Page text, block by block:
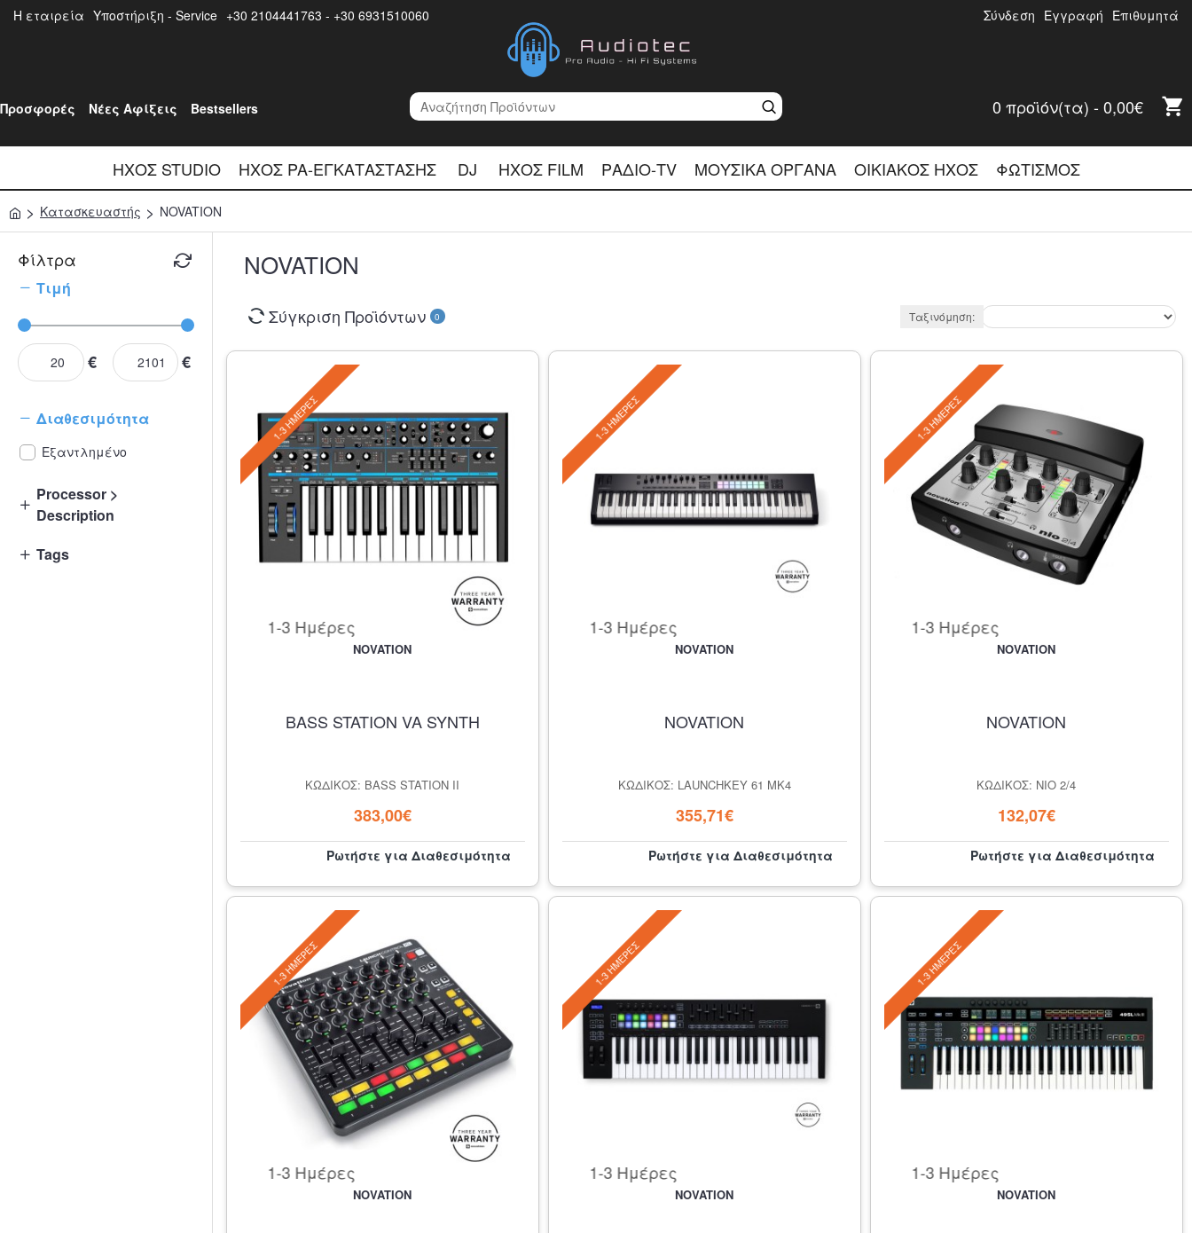
Η εταιρεία Υποστήριξη - Service +30 2104441763 - +30 6931510060 Σύνδεση Εγγραφή Επιθυμητά
Προσφορές Νέες Αφίξεις Bestsellers 0 προϊόν(τα) - 0,00€
ΉΧΟΣ STUDIO ΉΧΟΣ PA-ΕΓΚΑΤΆΣΤΑΣΗΣ DJ ΉΧΟΣ FILM ΡΆΔΙΟ-TV ΜΟΥΣΙΚΆ ΌΡΓΑΝΑ ΟΊΚΙΑΚΌΣ ΉΧΟΣ ΦΩΤΙΣΜΌΣ
Κατασκευαστής NOVATION
Φίλτρα
Τιμή
€ €
Processor >
Description
Tags
Διαθεσιμότητα
Εξαντλημένο
NOVATION
Σύγκριση Προϊόντων 0 Ταξινόμηση:
1-3 ΗΜΈΡΕΣ
NOVATION
BASS STATION VA SYNTH
ΚΩΔΙΚΌΣ: BASS STATION II
383,00€
1-3 Ημέρες
Ρωτήστε για Διαθεσιμότητα
1-3 ΗΜΈΡΕΣ
NOVATION
NOVATION
ΚΩΔΙΚΌΣ: LAUNCHKEY 61 MK4
355,71€
1-3 Ημέρες
Ρωτήστε για Διαθεσιμότητα
1-3 ΗΜΈΡΕΣ
NOVATION
NOVATION
ΚΩΔΙΚΌΣ: NIO 2/4
132,07€
1-3 Ημέρες
Ρωτήστε για Διαθεσιμότητα
1-3 ΗΜΈΡΕΣ
NOVATION
1-3 Ημέρες
1-3 ΗΜΈΡΕΣ
NOVATION
1-3 Ημέρες
1-3 ΗΜΈΡΕΣ
NOVATION
1-3 Ημέρες